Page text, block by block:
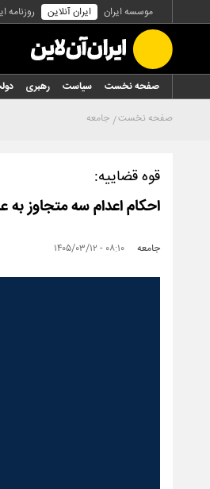
موسسه ایران ایران آنلاین روزنامه
صفحه نخست سیاست رهبری
صفحه نخست جامعه
قوه قضاییه:
احکام اعدام سه متجاوز به
جامعه ۰۸:۱۰ - ۱۴۰۵/۰۳/۱۲